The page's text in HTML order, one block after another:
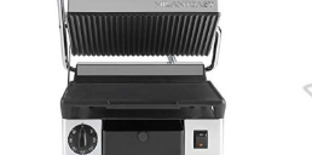
imponerande
kunder, och vi är
får den bästa möjliga
unika behov.